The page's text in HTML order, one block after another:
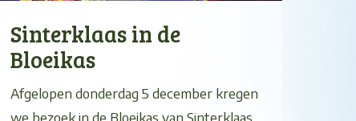
Sinterklaas in de
Bloeikas
Afgelopen donderdag 5 december kregen
we bezoek in de Bloeikas van Sinterklaas